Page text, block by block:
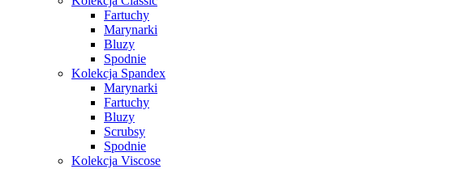
Fartuchy
Marynarki
Bluzy
Spodnie
Kolekcja Spandex
Marynarki
Fartuchy
Bluzy
Scrubsy
Spodnie
Kolekcja Viscose